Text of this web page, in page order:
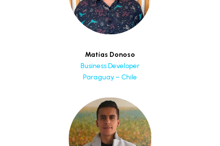
Matías Donoso
Business Developer
Paraguay – Chile